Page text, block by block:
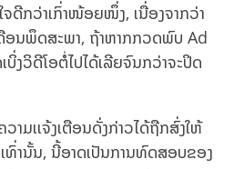
ຈດີກວ່າເກົ່າໜ້ອຍໜຶ່ງ, ເນື່ອງຈາກວ່າ
ດືອນພຶດສະພາ, ຖ້າຫາກກວດພົບ Ad
ບິ່ງວິດີໂອຕໍ່ໄປໄດ້ເລີຍຈົນກວ່າຈະປິດ
າມເເຈ້ງເຕືອນດັ່ງກ່າວໄດ້ຖືກສົ່ງໃຫ້
ານັ້ນ, ນີ້ອາດເປັນການທົດສອບຂອງ